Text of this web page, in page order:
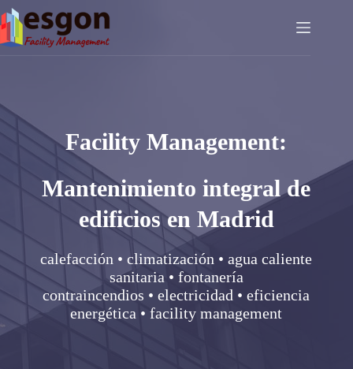
Facility Management:
Mantenimiento integral de
edificios en Madrid
calefacción • climatización • agua caliente
sanitaria • fontanería
contraincendios • electricidad • eficiencia
energética • facility management